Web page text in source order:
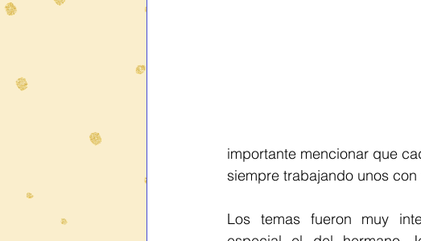
importante mencionar que
siempre trabajando unos con
Los temas fueron muy